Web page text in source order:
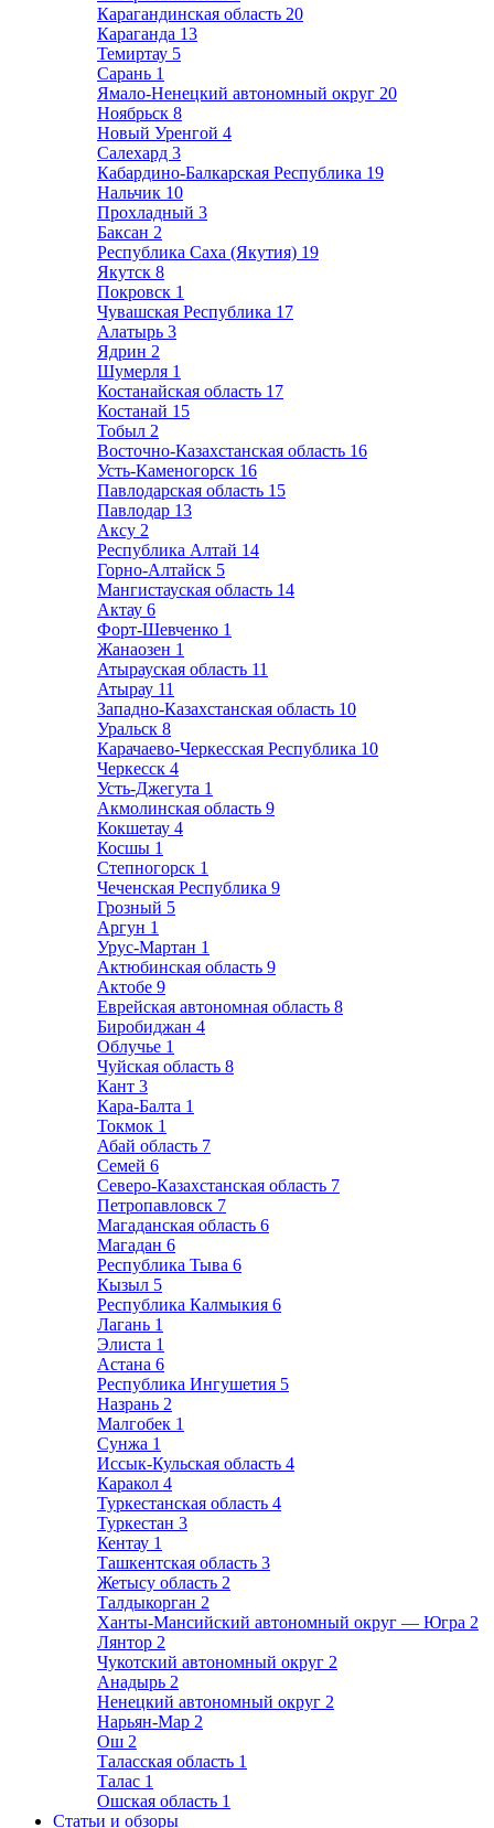
Карагандинская область 20
Караганда 13
Темиртау 5
Сарань 1
Ямало-Ненецкий автономный округ 20
Ноябрьск 8
Новый Уренгой 4
Салехард 3
Кабардино-Балкарская Республика 19
Нальчик 10
Прохладный 3
Баксан 2
Республика Саха (Якутия) 19
Якутск 8
Покровск 1
Чувашская Республика 17
Алатырь 3
Ядрин 2
Шумерля 1
Костанайская область 17
Костанай 15
Тобыл 2
Восточно-Казахстанская область 16
Усть-Каменогорск 16
Павлодарская область 15
Павлодар 13
Аксу 2
Республика Алтай 14
Горно-Алтайск 5
Мангистауская область 14
Актау 6
Форт-Шевченко 1
Жанаозен 1
Атырауская область 11
Атырау 11
Западно-Казахстанская область 10
Уральск 8
Карачаево-Черкесская Республика 10
Черкесск 4
Усть-Джегута 1
Акмолинская область 9
Кокшетау 4
Косшы 1
Степногорск 1
Чеченская Республика 9
Грозный 5
Аргун 1
Урус-Мартан 1
Актюбинская область 9
Актобе 9
Еврейская автономная область 8
Биробиджан 4
Облучье 1
Чуйская область 8
Кант 3
Кара-Балта 1
Токмок 1
Абай область 7
Семей 6
Северо-Казахстанская область 7
Петропавловск 7
Магаданская область 6
Магадан 6
Республика Тыва 6
Кызыл 5
Республика Калмыкия 6
Лагань 1
Элиста 1
Астана 6
Республика Ингушетия 5
Назрань 2
Малгобек 1
Сунжа 1
Иссык-Кульская область 4
Каракол 4
Туркестанская область 4
Туркестан 3
Кентау 1
Ташкентская область 3
Жетысу область 2
Талдыкорган 2
Ханты-Мансийский автономный округ — Югра 2
Лянтор 2
Чукотский автономный округ 2
Анадырь 2
Ненецкий автономный округ 2
Нарьян-Мар 2
Ош 2
Таласская область 1
Талас 1
Ошская область 1
Статьи и обзоры